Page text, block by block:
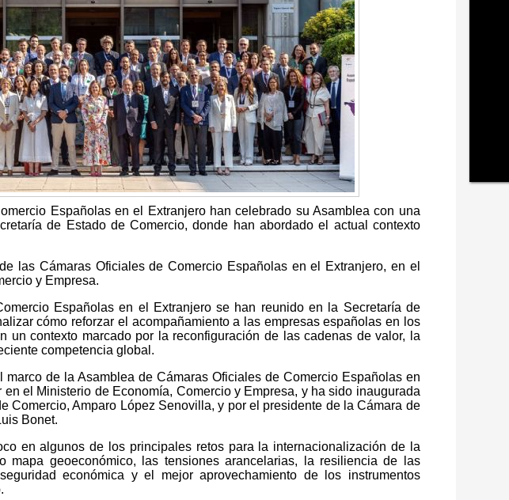
Españolas en el Extranjero han celebrado su Asamblea con una
de Estado de Comercio, donde han abordado el actual contexto
las Cámaras Oficiales de Comercio Españolas en el Extranjero, en el
y Empresa.
Españolas en el Extranjero se han reunido en la Secretaría de
cómo reforzar el acompañamiento a las empresas españolas en los
un contexto marcado por la reconfiguración de las cadenas de valor, la
competencia global.
marco de la Asamblea de Cámaras Oficiales de Comercio Españolas en
el Ministerio de Economía, Comercio y Empresa, y ha sido inaugurada
Comercio, Amparo López Senovilla, y por el presidente de la Cámara de
Bonet.
en algunos de los principales retos para la internacionalización de la
mapa geoeconómico, las tensiones arancelarias, la resiliencia de las
económica y el mejor aprovechamiento de los instrumentos